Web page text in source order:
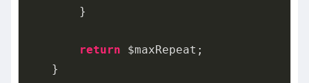
        }
return $maxRepeat;
    }